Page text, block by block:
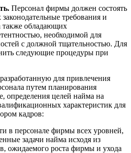
Персонал фирмы должен состоять
требования и
обладающих
необходимой для
с должной тщательностью. Для
сле­дующие процедуры при
для привлечения
путем планирования
определения целей найма на
характеристик для
кадров:
в персонале фирмы всех уровней,
задачи найма исходя из
ожидаемого роста фирмы и ухода